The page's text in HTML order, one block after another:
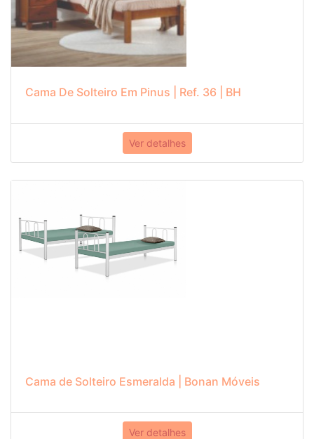
Cama De Solteiro Em Pinus | Ref. 36 | BH
Ver detalhes
Cama de Solteiro Esmeralda | Bonan Móveis
Ver detalhes